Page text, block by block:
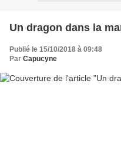
Un dragon dans la
Publié le 15/10/2018 à 09:48
Par Capucyne